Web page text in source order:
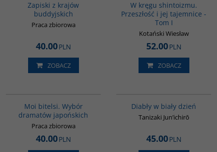
Zapiski z krajów
buddyjskich
Praca zbiorowa
40.00PLN
ZOBACZ
W kręgu shintoizmu.
Przeszłość i jej tajemnice -
Tom I
Kotański Wiesław
52.00PLN
ZOBACZ
Moi bitelsi. Wybór
dramatów japońskich
Praca zbiorowa
40.00PLN
Diabły w biały dzień
Tanizaki Jun’ichirō
45.00PLN